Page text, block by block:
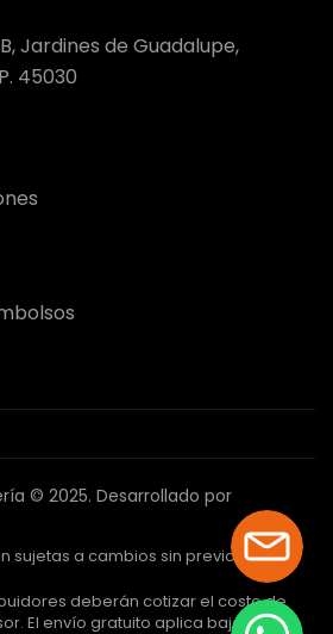
Jardines de Guadalupe,
45030
© 2025. Desarrollado por
sujetas a cambios sin previo aviso.
deberán cotizar el costo de
El envío gratuito aplica bajo ciertas